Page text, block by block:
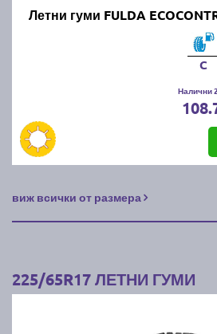
Летни гуми FULDA
C
Налични
виж всички от размера
225/65R17 ЛЕТНИ ГУМИ